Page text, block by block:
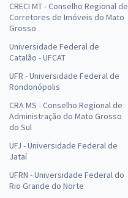
CRECI MT - Conselho Regional de
Corretores de Imóveis do Mato
Grosso
Universidade Federal de
Catalão - UFCAT
UFR - Universidade Federal de
Rondonópolis
CRA MS - Conselho Regional de
Administração do Mato Grosso
do Sul
UFJ - Universidade Federal de
Jataí
UFRN - Universidade Federal do
Rio Grande do Norte